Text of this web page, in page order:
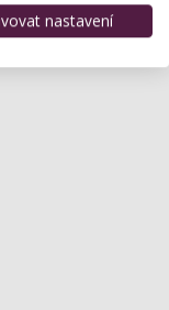
nastavení